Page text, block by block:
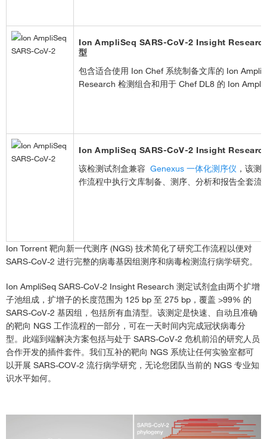
Ion AmpliSeq SARS-CoV-2 Insight
型
包含适合使用 Ion Chef 系统制备文库的 Ion
Research 检测组合和用于 Chef DL8 的 Ion
Ion AmpliSeq SARS-CoV-2 Insight
该检测试剂盒兼容 Genexus 一体化测序仪 ，该测
作流程中执行文库制备、测序、分析和报告全套流
Ion Torrent 靶向新一代测序 (NGS) 技术简化了研究工作流程以便对
SARS-CoV-2 进行完整的病毒基因组测序和病毒检测流行病学研究。
Ion AmpliSeq SARS-CoV-2 Insight Research 测定试剂盒由两个扩增
子池组成，扩增子的长度范围为 125 bp 至 275 bp，覆盖 >99% 的
SARS-CoV-2 基因组，包括所有血清型。该测定是快速、自动且准确
的靶向 NGS 工作流程的一部分，可在一天时间内完成冠状病毒分
型。此端到端解决方案包括与处于 SARS-CoV-2 危机前沿的研究人员
合作开发的插件套件。我们互补的靶向 NGS 系统让任何实验室都可
以开展 SARS-COV-2 流行病学研究，无论您团队当前的 NGS 专业知
识水平如何。